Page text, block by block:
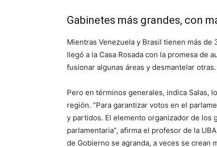
Gabinetes más grandes, con
Mientras Venezuela y Brasil tienen más
llegó a la Casa Rosada con la promesa de
fusionar algunas áreas y desmantelar otras.
Pero en términos generales, indica Salas,
región. “Para garantizar votos en el
y partidos. El elemento organizador de los
parlamentaria”, afirma el profesor de la
de Gobierno se agranda, a veces se crean